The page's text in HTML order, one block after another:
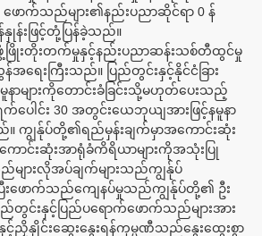
ောက်သည်များ၏နည်းပညာဆိုင်ရာ 0 န်
န်းဖြင့်တုံ့ပြန်ခဲ့သည်။
းတိုးတက်မှုနှင့်နည်းပညာဆန်းသစ်တီထွင်မှု
ေးကြီးသည်။ ပြည်တွင်းနှင့်နိုင်ငံခြား
ာများကိုတောင်းခံခြင်းသို့မဟုတ်ပေးသည့်
ရက်ပေါင်း 30 အတွင်းယေဘုယျအားဖြင့်နမူနာ
ကျွန်ုပ်တို့၏ရည်မှန်းချက်မှာအကောင်းဆုံး
ောင်းဆုံးအာရုံခံကိရိယာများကိုအသုံးပြု
များလိုအပ်ချက်များသည်ကျွန်ုပ်
ြီးဖောက်သည်ကျေနပ်မှုသည်ကျွန်ုပ်တို့၏ ဦး
တွင်းနှင့်ပြည်ပရောက်ဖောက်သည်များအား
နှင့်ညှိနှိုင်းဆွေးနွေးရန်ကုမ္ပဏီသည်နွေးထွေးစွာ